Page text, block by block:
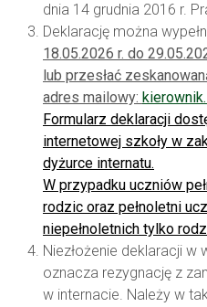
dnia 14 grudnia 2016 r.
Deklarację można
18.05.2026 r. do
lub przesłać
adres mailowy:
Formularz deklaracji
internetowej szkoły w
dyżurce internatu.
W przypadku uczniów
rodzic oraz pełnoletni
niepełnoletnich tylko
Niezłożenie deklaracji w
oznacza rezygnację z
w internacie. Należy w